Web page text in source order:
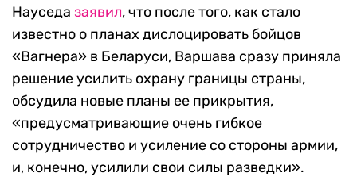
Науседа заявил, что после того, как стало
известно о планах дислоцировать бойцов
«Вагнера» в Беларуси, Варшава сразу приняла
решение усилить охрану границы страны,
обсудила новые планы ее прикрытия,
«предусматривающие очень гибкое
сотрудничество и усиление со стороны армии,
и, конечно, усилили свои силы разведки».